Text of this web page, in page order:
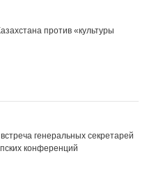
против «культуры
генеральных секретарей
конференций